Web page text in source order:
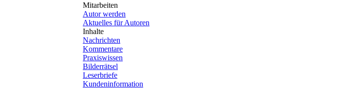
Mitarbeiten
Autor werden
Aktuelles für Autoren
Inhalte
Nachrichten
Kommentare
Praxiswissen
Bilderrätsel
Leserbriefe
Kundeninformation